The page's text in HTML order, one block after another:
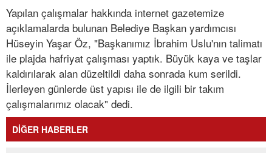
Yapılan çalışmalar hakkında internet gazetemize
açıklamalarda bulunan Belediye Başkan yardımcısı
Hüseyin Yaşar Öz, "Başkanımız İbrahim Uslu'nın talimatı
ile plajda hafriyat çalışması yaptık. Büyük kaya ve taşlar
kaldırılarak alan düzeltildi daha sonrada kum serildi.
İlerleyen günlerde üst yapısı ile de ilgili bir takım
çalışmalarımız olacak" dedi.
DİĞER HABERLER